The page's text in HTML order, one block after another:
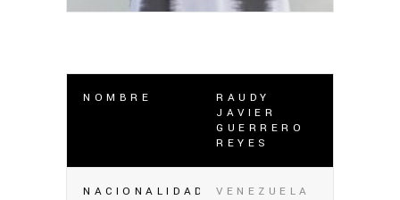
NOMBRE
RAUDY
JAVIER
GUERRERO
REYES
NACIONALIDAD VENEZUELA